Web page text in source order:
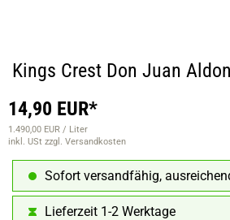
Kings Crest Don Juan
14,90 EUR*
1.490,00 EUR / Liter
inkl. USt zzgl. Versandkosten
Sofort versandfähig,
Lieferzeit 1-2 Werktage